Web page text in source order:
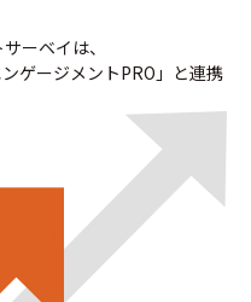
ーベイは、
ゲージメントPRO」と連携